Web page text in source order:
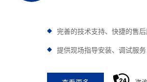
完善的技术支持、快捷的售
提供现场指导安装、调试服